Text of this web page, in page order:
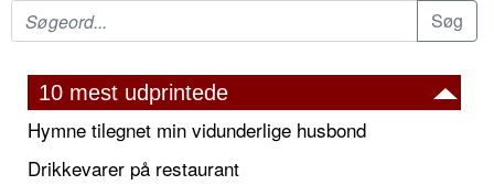
10 mest udprintede
Hymne tilegnet min vidunderlige husbond
Drikkevarer på restaurant